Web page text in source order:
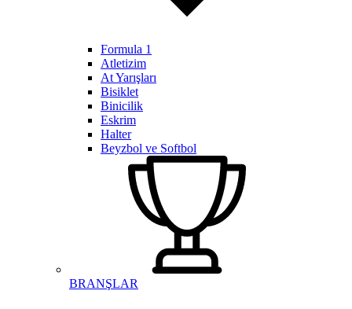
Formula 1
Atletizim
At Yarışları
Bisiklet
Binicilik
Eskrim
Halter
Beyzbol ve Softbol
BRANŞLAR